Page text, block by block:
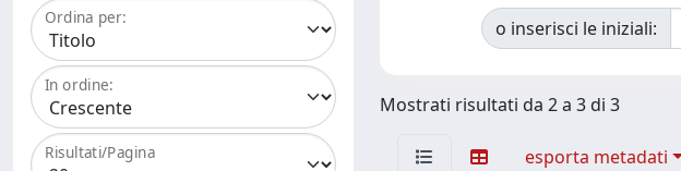
Ordina per:
In ordine:
Risultati/Pagina
o inserisci le iniziali:
Mostrati risultati da 2 a 3 di 3
esporta metadati